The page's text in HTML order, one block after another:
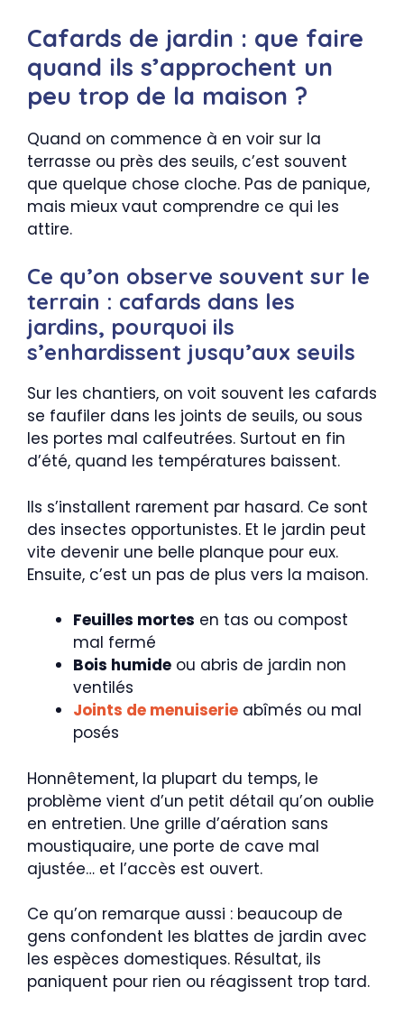
Cafards de jardin : que faire
quand ils s’approchent un
peu trop de la maison ?
Quand on commence à en voir sur la
terrasse ou près des seuils, c’est souvent
que quelque chose cloche. Pas de panique,
mais mieux vaut comprendre ce qui les
attire.
Ce qu’on observe souvent sur le
terrain : cafards dans les
jardins, pourquoi ils
s’enhardissent jusqu’aux seuils
Sur les chantiers, on voit souvent les cafards
se faufiler dans les joints de seuils, ou sous
les portes mal calfeutrées. Surtout en fin
d’été, quand les températures baissent.
Ils s’installent rarement par hasard. Ce sont
des insectes opportunistes. Et le jardin peut
vite devenir une belle planque pour eux.
Ensuite, c’est un pas de plus vers la maison.
Feuilles mortes en tas ou compost
mal fermé
Bois humide ou abris de jardin non
ventilés
Joints de menuiserie abîmés ou mal
posés
Honnêtement, la plupart du temps, le
problème vient d’un petit détail qu’on oublie
en entretien. Une grille d’aération sans
moustiquaire, une porte de cave mal
ajustée… et l’accès est ouvert.
Ce qu’on remarque aussi : beaucoup de
gens confondent les blattes de jardin avec
les espèces domestiques. Résultat, ils
paniquent pour rien ou réagissent trop tard.